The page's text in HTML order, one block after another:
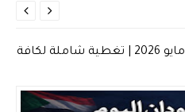
أخبار السودان اليوم الثلاثاء 12 مايو 2026 | تغطية شاملة لكافة

